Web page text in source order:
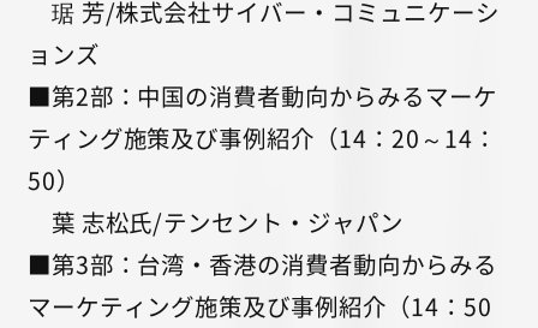
琚 芳/株式会社サイバー・コミュニケーシ
ョンズ
■第2部：中国の消費者動向からみるマーケ
ティング施策及び事例紹介（14：20～14：
50）
葉 志松氏/テンセント・ジャパン
■第3部：台湾・香港の消費者動向からみる
マーケティング施策及び事例紹介（14：50